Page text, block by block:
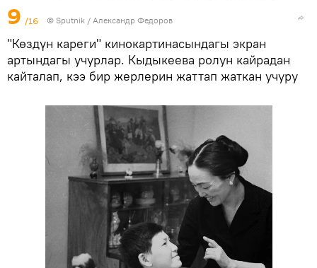
9 /16 © Sputnik / Александр Федоров
"Көздүн кареги" кинокартинасындагы экран
артындагы учурлар. Кыдыкеева ролун кайрадан
кайталап, кээ бир жерлерин жаттап жаткан учуру